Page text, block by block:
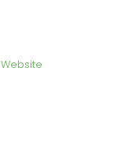
Website